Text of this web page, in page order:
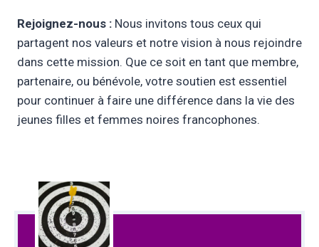
Rejoignez-nous : Nous invitons tous ceux qui
partagent nos valeurs et notre vision à nous rejoindre
dans cette mission. Que ce soit en tant que membre,
partenaire, ou bénévole, votre soutien est essentiel
pour continuer à faire une différence dans la vie des
jeunes filles et femmes noires francophones.